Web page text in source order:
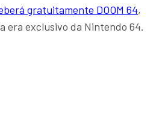
gratuitamente DOOM 64,
era exclusivo da Nintendo 64.